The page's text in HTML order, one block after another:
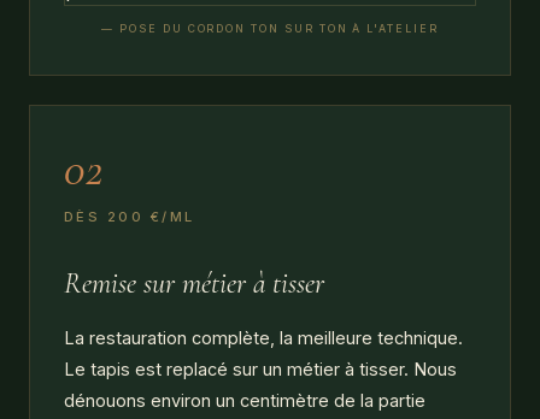
— POSE DU CORDON TON SUR TON À L'ATELIER
02
DÈS 200 €/ML
Remise sur métier à tisser
La restauration complète, la meilleure technique.
Le tapis est replacé sur un métier à tisser. Nous
dénouons environ un centimètre de la partie